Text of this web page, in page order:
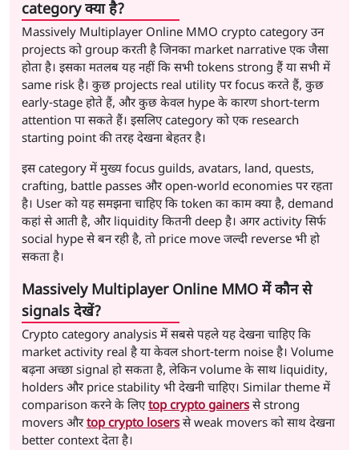
category क्या है?
Massively Multiplayer Online MMO crypto category उन
projects को group करती है जिनका market narrative एक जैसा
होता है। इसका मतलब यह नहीं कि सभी tokens strong हैं या सभी में
same risk है। कुछ projects real utility पर focus करते हैं, कुछ
early-stage होते हैं, और कुछ केवल hype के कारण short-term
attention पा सकते हैं। इसलिए category को एक research
starting point की तरह देखना बेहतर है।
इस category में मुख्य focus guilds, avatars, land, quests,
crafting, battle passes और open-world economies पर रहता
है। User को यह समझना चाहिए कि token का काम क्या है, demand
कहां से आती है, और liquidity कितनी deep है। अगर activity सिर्फ
social hype से बन रही है, तो price move जल्दी reverse भी हो
सकता है।
Massively Multiplayer Online MMO में कौन से
signals देखें?
Crypto category analysis में सबसे पहले यह देखना चाहिए कि
market activity real है या केवल short-term noise है। Volume
बढ़ना अच्छा signal हो सकता है, लेकिन volume के साथ liquidity,
holders और price stability भी देखनी चाहिए। Similar theme में
comparison करने के लिएtop crypto gainersसे strong
movers औरtop crypto losersसे weak movers को साथ देखना
better context देता है।